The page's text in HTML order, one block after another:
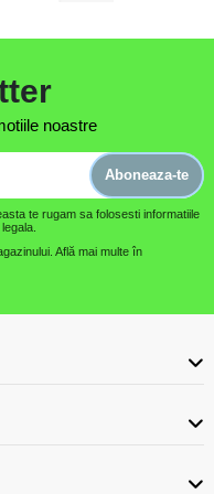
Sendzimir rezista
rezista soare intens
noastre
Aboneaza-te
te rugam sa folosesti informatiile
Află mai multe în